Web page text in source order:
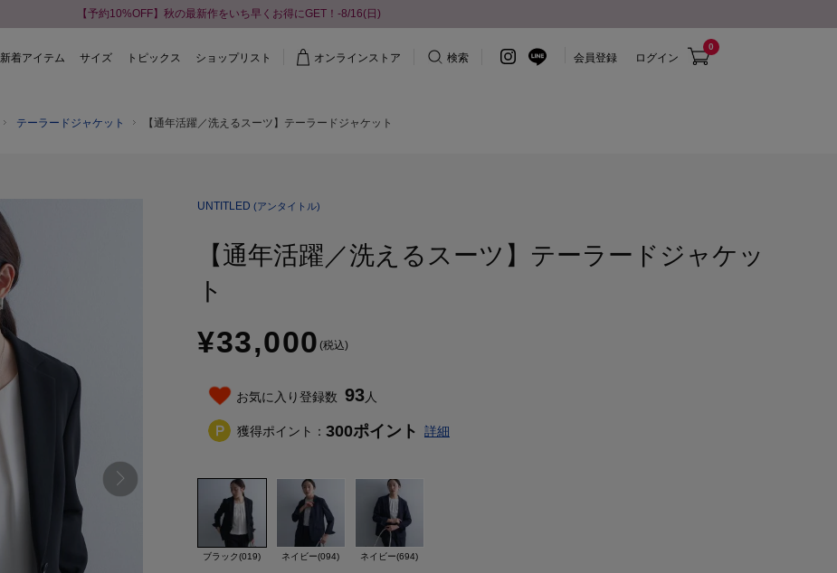
【予約10%OFF】秋の最新作をいち早くお得にGET！-8/16(日)
新着アイテム サイズ トピックス ショップリスト オンラインストア 検索 会員登録 ログイン
0
テーラードジャケット 【通年活躍／洗えるスーツ】テーラードジャケット
UNTITLED (アンタイトル)
【通年活躍／洗えるスーツ】テーラードジャケッ
ト
¥33,000 (税込)
お気に入り登録数 93人
獲得ポイント： 300ポイント 詳細
ブラック(019) ネイビー(094) ネイビー(694)